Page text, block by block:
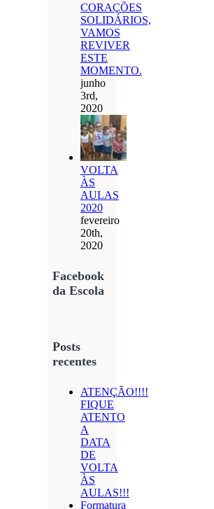
CORAÇÕES
SOLIDÁRIOS,
VAMOS
REVIVER
ESTE
MOMENTO.
junho
3rd,
2020
VOLTA
ÀS
AULAS
2020
fevereiro
20th,
2020
Facebook
da Escola
Posts
recentes
ATENÇÃO!!!!
FIQUE
ATENTO
A
DATA
DE
VOLTA
ÀS
AULAS!!!
Formatura